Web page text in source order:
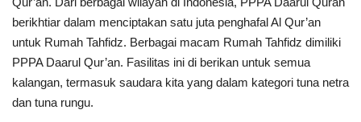
berikhtiar dalam menciptakan satu juta penghafal Al Qur’an
untuk Rumah Tahfidz. Berbagai macam Rumah Tahfidz dimiliki
PPPA Daarul Qur’an. Fasilitas ini di berikan untuk semua
kalangan, termasuk saudara kita yang dalam kategori tuna netra
dan tuna rungu.